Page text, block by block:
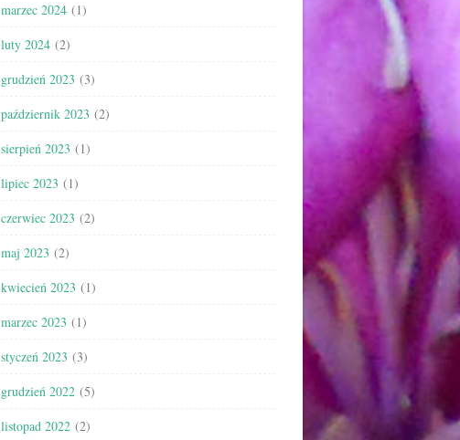
marzec 2024 (1)
luty 2024 (2)
grudzień 2023 (3)
październik 2023 (2)
sierpień 2023 (1)
lipiec 2023 (1)
czerwiec 2023 (2)
maj 2023 (2)
kwiecień 2023 (1)
marzec 2023 (1)
styczeń 2023 (3)
grudzień 2022 (5)
listopad 2022 (2)